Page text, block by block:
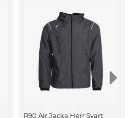
R90 Air Jacka Herr Svart